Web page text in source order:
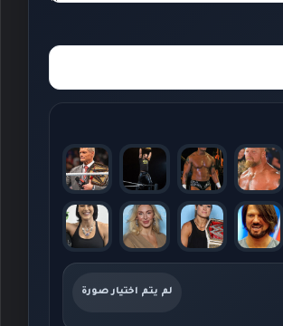
لم يتم اختيار صورة